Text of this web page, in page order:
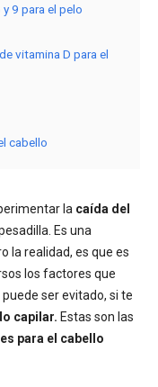
9 para el pelo
vitamina D para el
cabello
la caída del
Es una
la realidad, es que es
los factores que
ser evitado, si te
capilar. Estas son las
para el cabello